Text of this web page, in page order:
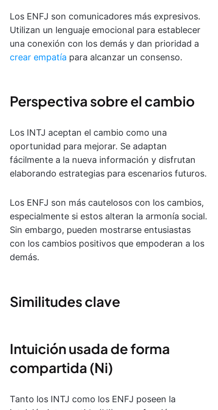
Los ENFJ son comunicadores más expresivos.
Utilizan un lenguaje emocional para establecer
una conexión con los demás y dan prioridad a
crear empatía para alcanzar un consenso.
Perspectiva sobre el cambio
Los INTJ aceptan el cambio como una
oportunidad para mejorar. Se adaptan
fácilmente a la nueva información y disfrutan
elaborando estrategias para escenarios futuros.
Los ENFJ son más cautelosos con los cambios,
especialmente si estos alteran la armonía social.
Sin embargo, pueden mostrarse entusiastas
con los cambios positivos que empoderan a los
demás.
Similitudes clave
Intuición usada de forma
compartida (Ni)
Tanto los INTJ como los ENFJ poseen la